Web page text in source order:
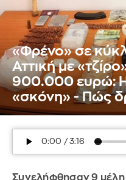
«Φρένο» σε
Αττική με
900.000 ευρώ: Η
«σκόνη» - Πώς
Συνελήφθησαν 9 μέλη